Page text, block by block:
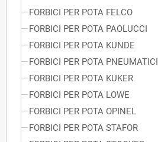
FORBICI PER POTA FELCO
FORBICI PER POTA PAOLUCCI
FORBICI PER POTA KUNDE
FORBICI PER POTA PNEUMATICI
FORBICI PER POTA KUKER
FORBICI PER POTA LOWE
FORBICI PER POTA OPINEL
FORBICI PER POTA STAFOR